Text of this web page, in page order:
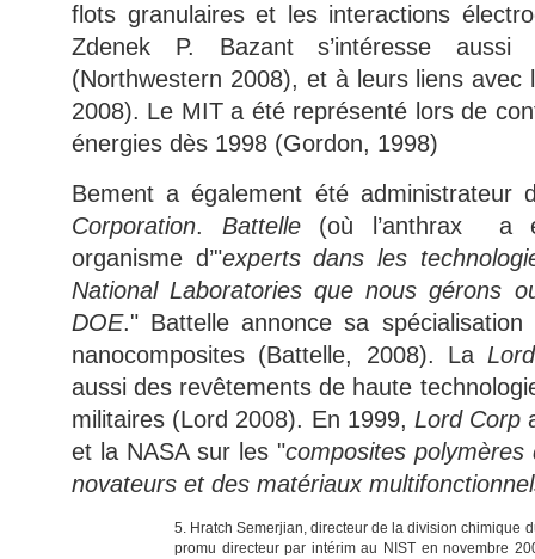
flots granulaires et les interactions
Zdenek P. Bazant s’intéresse aussi
(Northwestern 2008), et à leurs liens avec
2008). Le MIT a été représenté lors de
énergies dès 1998 (Gordon, 1998)
Bement a également été administrateur
Corporation. Battelle (où l’anthrax a
organisme d’"experts dans les
National Laboratories que nous gérons
DOE." Battelle annonce sa
nanocomposites (Battelle, 2008). La
aussi des revêtements de haute
militaires (Lord 2008). En 1999, Lord Corp
et la NASA sur les "composites
novateurs et des matériaux
5. Hratch Semerjian, directeur de la division chimique
promu directeur par intérim au NIST en novembre